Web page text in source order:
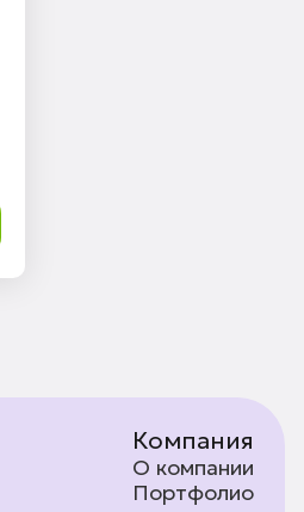
Компания
О компании
Портфолио